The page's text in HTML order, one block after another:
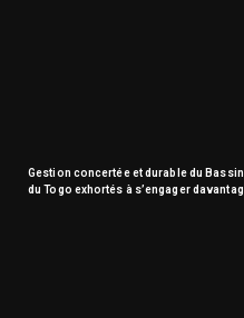
Gestion concertée et durable du
du Togo exhortés à s’engager